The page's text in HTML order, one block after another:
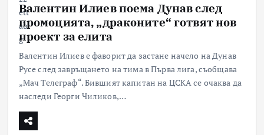
Валентин Илиев поема Дунав след
промоцията, „драконите“ готвят нов
проект за елита
Валентин Илиев е фаворит да застане начело на Дунав
Русе след завръщането на тима в Първа лига, съобщава
„Мач Телеграф“. Бившият капитан на ЦСКА се очаква да
наследи Георги Чиликов,…